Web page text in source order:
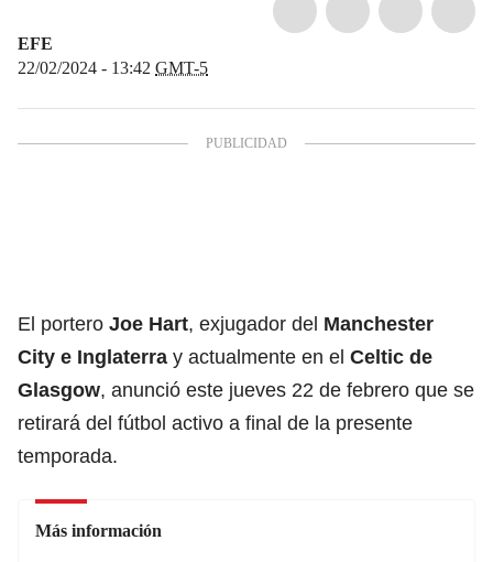
EFE
22/02/2024 - 13:42 GMT-5
El portero Joe Hart, exjugador del Manchester
City e Inglaterra y actualmente en el Celtic de
Glasgow, anunció este jueves 22 de febrero que se
retirará del fútbol activo a final de la presente
temporada.
Más información